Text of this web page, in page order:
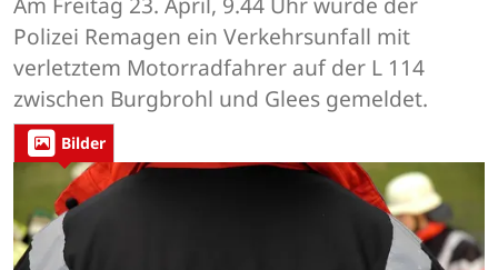
Polizei Remagen ein Verkehrsunfall mit
verletztem Motorradfahrer auf der L 114
zwischen Burgbrohl und Glees gemeldet.
Bilder